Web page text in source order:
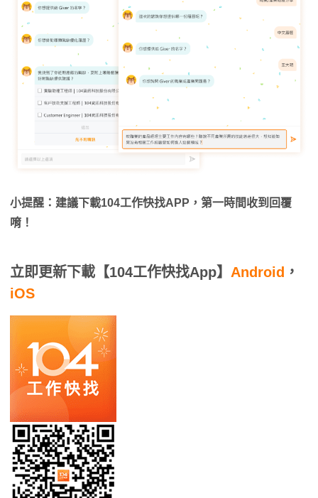
小提醒：建議下載104工作快找APP，第一時間收到回覆
唷！
立即更新下載【104工作快找App】 Android ，
iOS